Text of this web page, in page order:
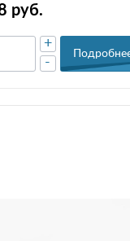
руб.
-
+